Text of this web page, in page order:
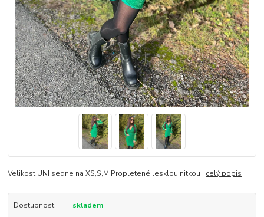
Velikost UNI sedne na XS,S,M Propletené lesklou nitkou celý popis
Dostupnost skladem